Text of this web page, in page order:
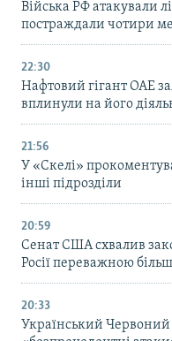
Війська РФ атакували
постраждали чотири
22:30
Нафтовий гігант ОАЕ
вплинули на його
21:56
У «Скелі»
інші підрозділи
20:59
Cенат США схвалив
Росії переважною
20:33
Український Червоний